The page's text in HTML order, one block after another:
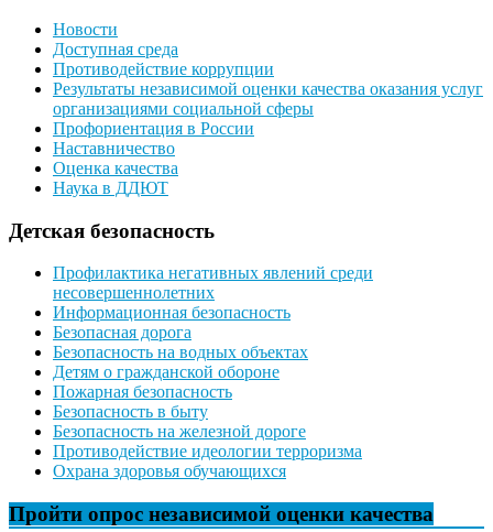
Новости
Доступная среда
Противодействие коррупции
Результаты независимой оценки качества оказания услуг
организациями социальной сферы
Профориентация в России
Наставничество
Оценка качества
Наука в ДДЮТ
Детская безопасность
Профилактика негативных явлений среди
несовершеннолетних
Информационная безопасность
Безопасная дорога
Безопасность на водных объектах
Детям о гражданской обороне
Пожарная безопасность
Безопасность в быту
Безопасность на железной дороге
Противодействие идеологии терроризма
Охрана здоровья обучающихся
Пройти опрос независимой оценки качества